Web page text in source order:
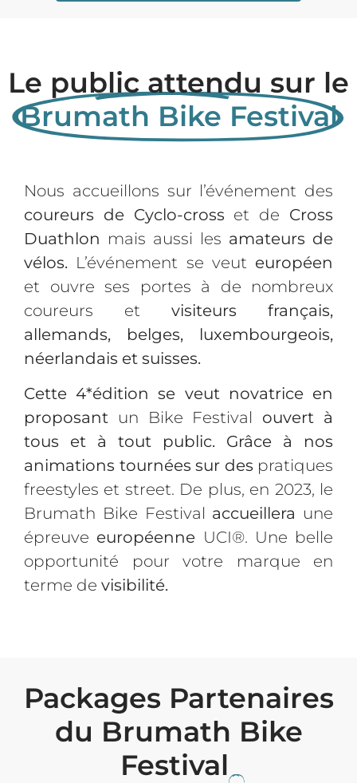
Le public attendu sur le
Brumath Bike Festival
Nous accueillons sur l’événement des
coureurs de Cyclo-cross et de Cross
Duathlon mais aussi les amateurs de
vélos. L’événement se veut européen
et ouvre ses portes à de nombreux
coureurs et visiteurs français,
allemands, belges, luxembourgeois,
néerlandais et suisses.
Cette 4*édition se veut novatrice en
proposant un Bike Festival ouvert à
tous et à tout public. Grâce à nos
animations tournées sur des pratiques
freestyles et street. De plus, en 2023, le
Brumath Bike Festival accueillera une
épreuve européenne UCI®. Une belle
opportunité pour votre marque en
terme de visibilité.
Packages Partenaires
du Brumath Bike
Festival